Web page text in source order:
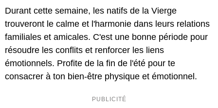
Durant cette semaine, les natifs de la Vierge
trouveront le calme et l'harmonie dans leurs relations
familiales et amicales. C'est une bonne période pour
résoudre les conflits et renforcer les liens
émotionnels. Profite de la fin de l'été pour te
consacrer à ton bien-être physique et émotionnel.